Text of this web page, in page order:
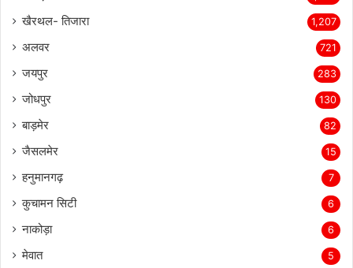
भिवाड़ी 1,364
1,207
721
जयपुर 283
जोधपुर 130
बाड़मेर 82
15
हनुमानगढ़ 7
कुचामन सिटी 6
नाकोड़ा 6